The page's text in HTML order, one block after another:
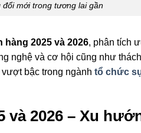
mới trong tương lai gần
2025 và 2026, phân tích
nghệ và cơ hội cũng như
bậc trong ngành tổ chức
2026 – Xu